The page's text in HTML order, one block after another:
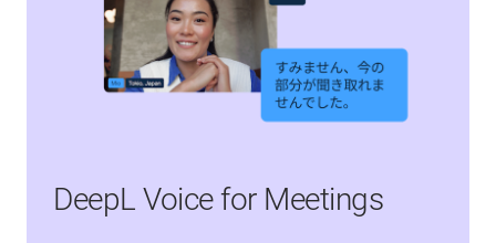
DeepL Voice for Meetings